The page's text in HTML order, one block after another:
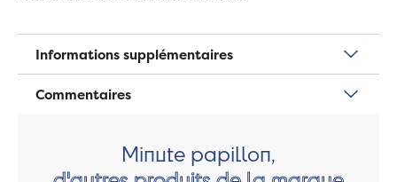
Informations supplémentaires
Commentaires
Minute papillon,